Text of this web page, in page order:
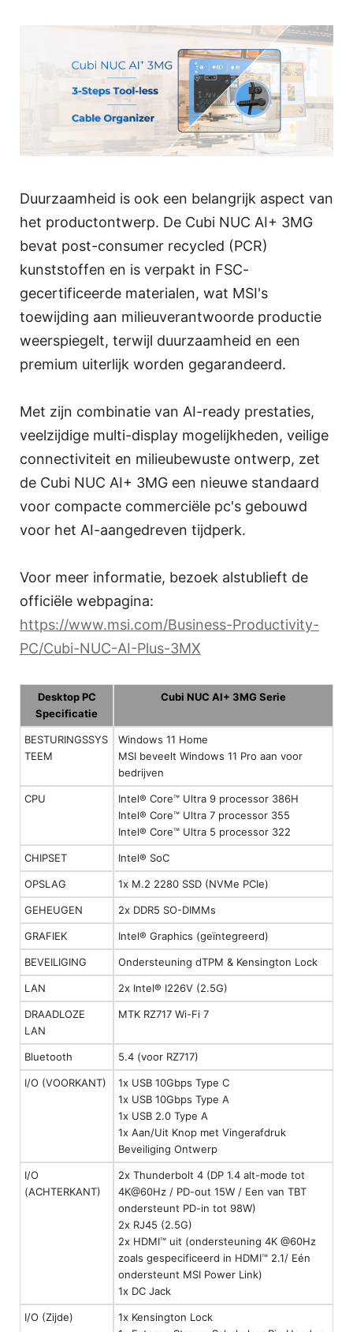
Duurzaamheid is ook een belangrijk aspect van
het productontwerp. De Cubi NUC AI+ 3MG
bevat post-consumer recycled (PCR)
kunststoffen en is verpakt in FSC-
gecertificeerde materialen, wat MSI's
toewijding aan milieuverantwoorde productie
weerspiegelt, terwijl duurzaamheid en een
premium uiterlijk worden gegarandeerd.
Met zijn combinatie van AI-ready prestaties,
veelzijdige multi-display mogelijkheden, veilige
connectiviteit en milieubewuste ontwerp, zet
de Cubi NUC AI+ 3MG een nieuwe standaard
voor compacte commerciële pc's gebouwd
voor het AI-aangedreven tijdperk.
Voor meer informatie, bezoek alstublieft de
officiële webpagina:
https://www.msi.com/Business-Productivity-
PC/Cubi-NUC-AI-Plus-3MX
Desktop PC
Specificatie
Cubi NUC AI+ 3MG Serie
BESTURINGSSYS
TEEM
Windows 11 Home
MSI beveelt Windows 11 Pro aan voor
bedrijven
CPU
Intel® Core™ Ultra 9 processor 386H
Intel® Core™ Ultra 7 processor 355
Intel® Core™ Ultra 5 processor 322
CHIPSET Intel® SoC
OPSLAG 1x M.2 2280 SSD (NVMe PCIe)
GEHEUGEN 2x DDR5 SO-DIMMs
GRAFIEK Intel® Graphics (geïntegreerd)
BEVEILIGING Ondersteuning dTPM & Kensington Lock
LAN 2x Intel® I226V (2.5G)
DRAADLOZE
LAN
MTK RZ717 Wi-Fi 7
Bluetooth 5.4 (voor RZ717)
I/O (VOORKANT)
1x USB 10Gbps Type C
1x USB 10Gbps Type A
1x USB 2.0 Type A
1x Aan/Uit Knop met Vingerafdruk
Beveiliging Ontwerp
I/O
(ACHTERKANT)
2x Thunderbolt 4 (DP 1.4 alt-mode tot
4K@60Hz / PD-out 15W / Een van TBT
ondersteunt PD-in tot 98W)
2x RJ45 (2.5G)
2x HDMI™ uit (ondersteuning 4K @60Hz
zoals gespecificeerd in HDMI™ 2.1/ Eén
ondersteunt MSI Power Link)
1x DC Jack
I/O (Zijde)
1x Kensington Lock